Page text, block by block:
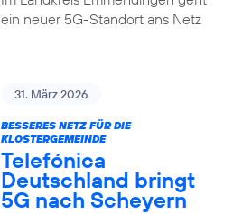
ein neuer 5G-Standort ans Netz
31. März 2026
BESSERES NETZ FÜR DIE
KLOSTERGEMEINDE
Telefónica
Deutschland bringt
5G nach Scheyern